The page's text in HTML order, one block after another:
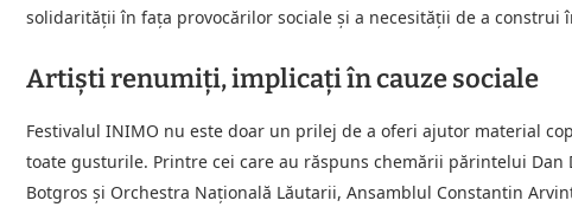
solidarității în fața provocărilor sociale și a necesității de a
Artiști renumiți, implicați în cauze sociale
Festivalul INIMO nu este doar un prilej de a oferi ajutor material
toate gusturile. Printre cei care au răspuns chemării părintelui Dan
Botgros și Orchestra Națională Lăutarii, Ansamblul Constantin